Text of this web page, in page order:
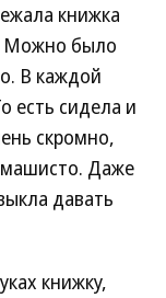
книжка
Можно было
В каждой
есть сидела и
скромно,
Даже
давать
книжку,